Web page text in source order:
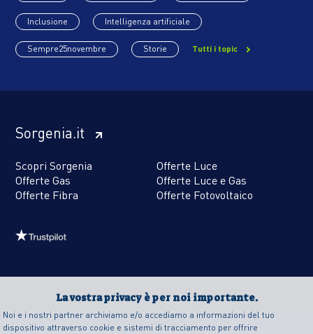
La vostra privacy è per noi importante.
Noi e i nostri partner archiviamo e/o accediamo a informazioni del tuo
dispositivo attraverso cookie e sistemi di tracciamento per offrire
Inclusione Intelligenza artificiale
Sempre25novembre Storie Tutti i topic
Sorgenia.it
Scopri Sorgenia
Offerte Luce
Offerte Gas
Offerte Luce e Gas
Offerte Fibra
Offerte Fotovoltaico